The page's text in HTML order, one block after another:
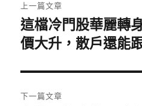
章
導
覽
上一篇文章
上
一
文
章:
這檔冷門股華麗轉
價大升，散戶還能
下一篇文章